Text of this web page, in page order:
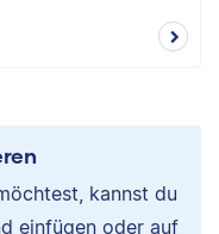
kannst du
einfügen oder auf